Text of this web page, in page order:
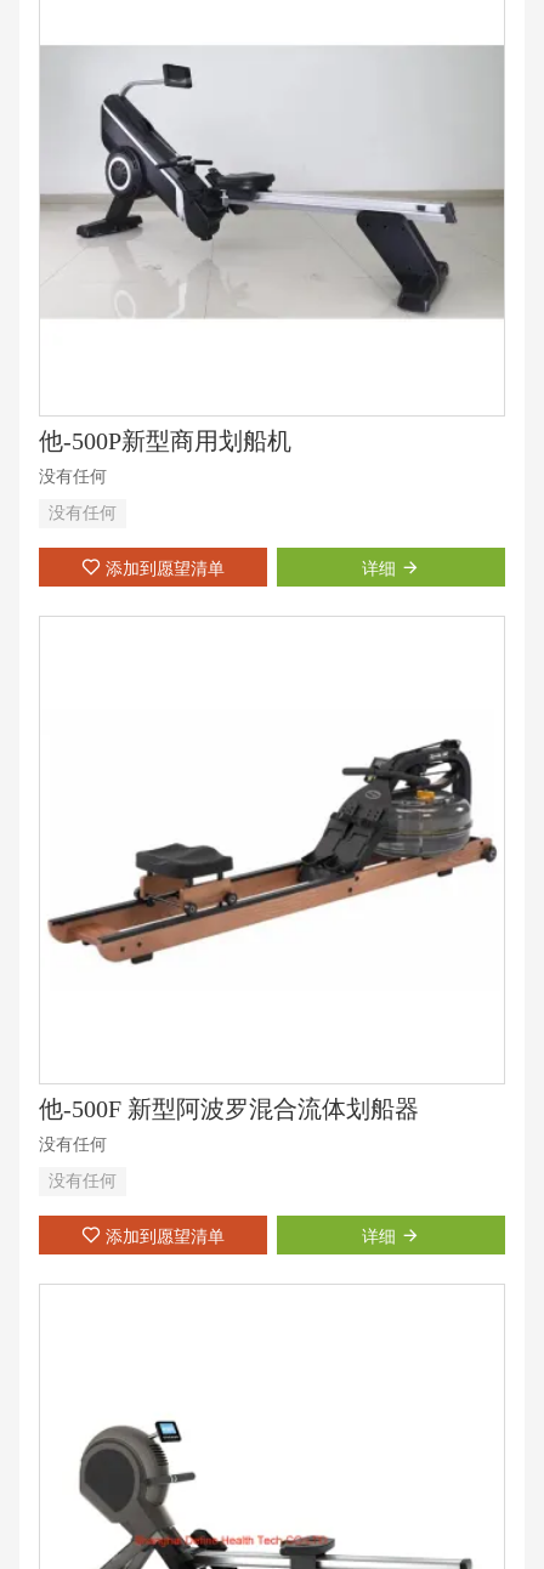
他-500P新型商用划船机
没有任何
没有任何
添加到愿望清单 详细
他-500F 新型阿波罗混合流体划船器
没有任何
没有任何
添加到愿望清单 详细